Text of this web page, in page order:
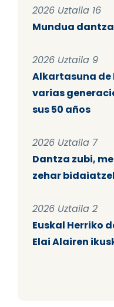
2026 Uztaila 16
Mundua
2026 Uztaila 9
Alkartasuna de
varias
sus 50 años
2026 Uztaila 7
Dantza zubi,
zehar
2026 Uztaila 2
Euskal Herriko
Elai Alairen